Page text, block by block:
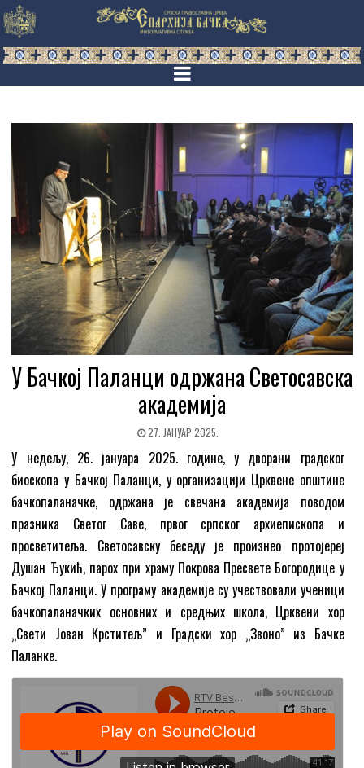
У Бачкој Паланци одржана Светосавска
академија
27. ЈАНУАР 2025.
У недељу, 26. јануара 2025. године, у дворани градског
биоскопа у Бачкој Паланци, у организацији Црквене општине
бачкопаланачке, одржана је свечана академија поводом
празника Светог Саве, првог српског архиепископа и
просветитеља. Светосавску беседу је произнео протојереј
Душан Ђукић, парох при храму Покрова Пресвете Богородице у
Бачкој Паланци. У програму академије су учествовали ученици
бачкопаланачких основних и средњих школа, Црквени хор
„Свети Јован Крститељ” и Градски хор „Звоно” из Бачке
Паланке.